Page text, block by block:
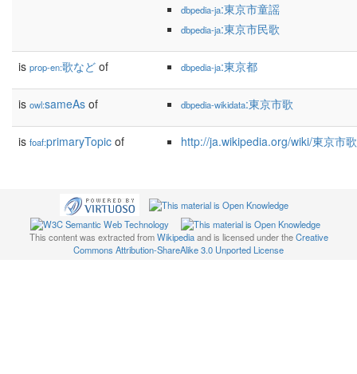
dbpedia-ja:東京市童謡
dbpedia-ja:東京市民歌
is prop-en:歌など of dbpedia-ja:東京都
is owl:sameAs of dbpedia-wikidata:東京市歌
is foaf:primaryTopic of http://ja.wikipedia.org/wiki/東京市歌
This content was extracted fromWikipediaand is licensed under theCreative
Commons Attribution-ShareAlike 3.0 Unported License